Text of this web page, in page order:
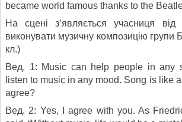
became world famous thanks to the
На сцені з’являється учасниця від
виконувати музичну композицію групи
кл.)
Вед. 1: Music can help people in any
listen to music in any mood. Song is like
agree?
Вед. 2: Yes, I agree with you. As